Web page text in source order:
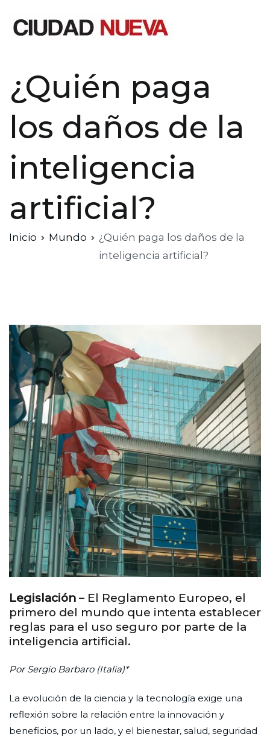
¿Quién paga
los daños de la
inteligencia
artificial?
Inicio Mundo
¿Quién paga los daños de la
inteligencia artificial?
Legislación – El Reglamento Europeo, el
primero del mundo que intenta establecer
reglas para el uso seguro por parte de la
inteligencia artificial.
Por Sergio Barbaro (Italia)*
La evolución de la ciencia y la tecnología exige una
reflexión sobre la relación entre la innovación y
beneficios, por un lado, y el bienestar, salud, seguridad